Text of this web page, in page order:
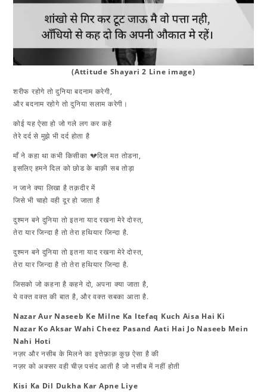
(Attitude Shayari 2 Line image)
शरीफ रहोगे तो दुनिया बदनाम करेगी,
और बदनाम रहोगे तो दुनिया सलाम करेगी।
कोई यह ऐसा हो जो गले लग कर कहे
तेरे दर्द से मुझे भी दर्द होता है
माँ ने कहा था कभी किसीका 💔दिल मत तोडना,
इसलिए हमने दिल को छोड के बाक़ी सब तोड़ा
न जाने क्या लिखा है तक़दीर में
जिसे भी चाहो वही दूर हो जाता है
दुश्मन बने दुनिया तो इतना याद रखना मेरे दोस्त,
तेरा यार जिन्दा है तो तेरा हथियार जिन्दा है.
दुश्मन बने दुनिया तो इतना याद रखना मेरे दोस्त,
तेरा यार जिन्दा है तो तेरा हथियार जिन्दा है.
जिसको जो कहना है कहने दो, अपना क्या जाता है,
ये वक्त वक्त की बात है, और वक्त सबका आता है.
Nazar Aur Naseeb Ke Milne Ka Itefaq Kuch​ Aisa Hai Ki
Nazar Ko Aksar Wahi Cheez Pasand Aati Hai Jo Naseeb Mein
Nahi Hoti
​नज़र और नसीब के मिलने का इत्तेफ़ाक़ कुछ ऐसा है की
नज़र को अक्सर वही चीज़ पसंद आती है जो नसीब में नहीं होती
Kisi Ka Dil Dukha Kar Apne Liye